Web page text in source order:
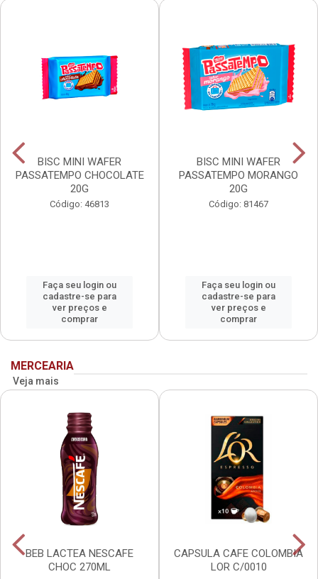
BISC MINI WAFER
PASSATEMPO CHOCOLATE
20G
Código: 46813
Faça seu login ou
cadastre-se para
ver preços e
comprar
BISC MINI WAFER
PASSATEMPO MORANGO
20G
Código: 81467
Faça seu login ou
cadastre-se para
ver preços e
comprar
MERCEARIA
Veja mais
BEB LACTEA NESCAFE
CHOC 270ML
CAPSULA CAFE COLOMBIA
LOR C/0010